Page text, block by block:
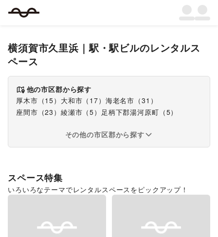
横須賀市久里浜 ｜駅・駅ビルのレンタルス
ペース
他の市区郡から探す
厚木市 （15） 大和市 （ 17） 海老名市 （31 ）
座間市 （23 ） 綾瀬市 （5） 足柄下郡湯河原町 （5）
その他の市区郡から探す
スペース特集
いろいろなテーマでレンタルスペースをピックアップ！